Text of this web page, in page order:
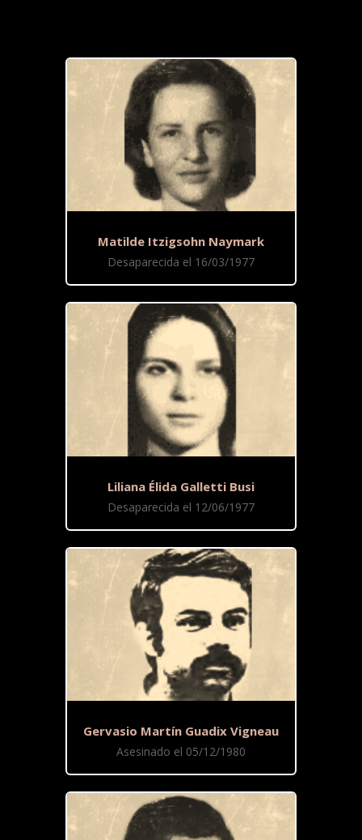
Matilde Itzigsohn Naymark
Desaparecida el 16/03/1977
Liliana Élida Galletti Busi
Desaparecida el 12/06/1977
Gervasio Martín Guadix Vigneau
Asesinado el 05/12/1980